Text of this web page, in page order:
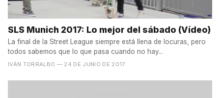
SLS Munich 2017: Lo mejor del sábado (Vídeo)
La final de la Street League siempre está llena de locuras, pero
todos sabemos que lo que pasa cuando no hay...
IVÁN TORRALBO — 24 DE JUNIO DE 2017